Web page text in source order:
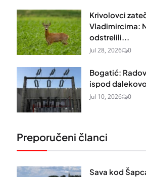
Krivolovci
Vladimircima:
odstrelili...
Jul 28, 2026 0
Bogatić:
ispod
Jul 10, 2026 0
Preporučeni članci
Sava kod